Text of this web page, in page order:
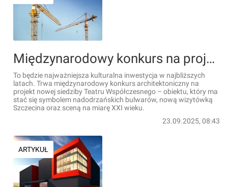
Międzynarodowy konkurs na projekt nowej siedziby Teatru Współczesnego w Szczecinie
To będzie najważniejsza kulturalna inwestycja w najbliższych
latach. Trwa międzynarodowy konkurs architektoniczny na
projekt nowej siedziby Teatru Współczesnego – obiektu, który ma
stać się symbolem nadodrzańskich bulwarów, nową wizytówką
Szczecina oraz sceną na miarę XXI wieku.
23.09.2025, 08:43
ARTYKUŁ